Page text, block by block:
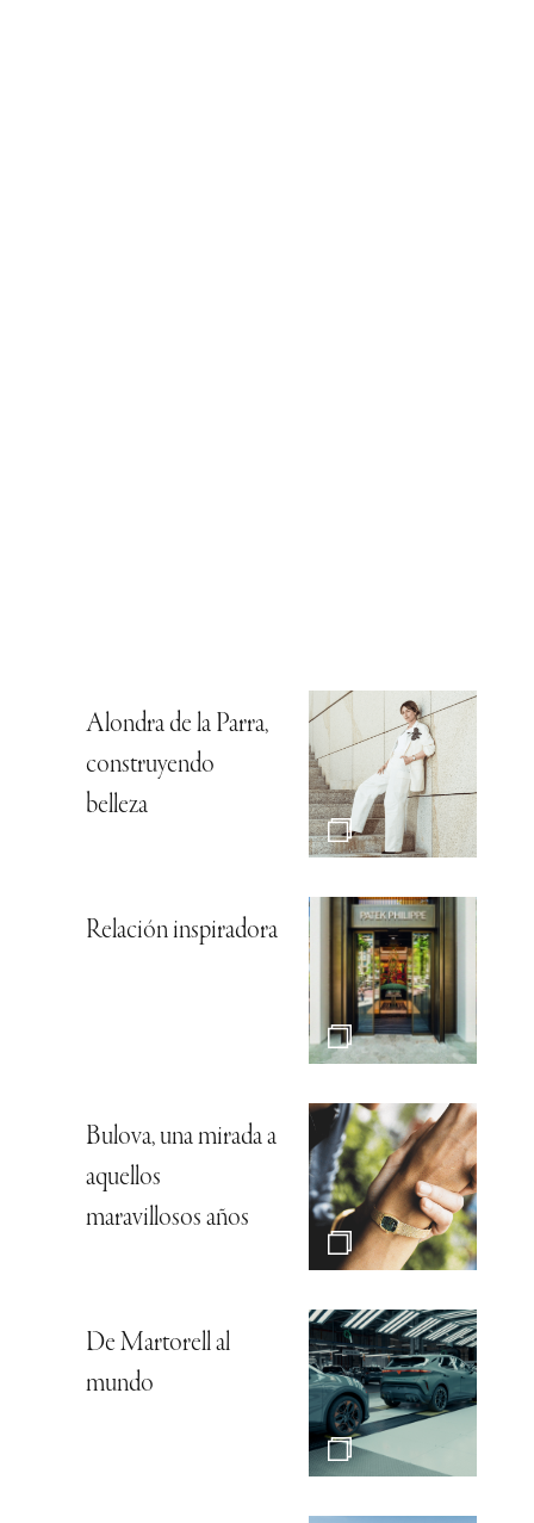
Alondra de la Parra,
construyendo
belleza
Relación inspiradora
Bulova, una mirada a
aquellos
maravillosos años
De Martorell al
mundo